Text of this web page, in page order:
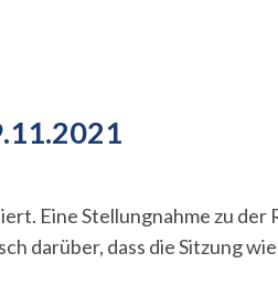
Eine Stellungnahme zu der
darüber, dass die Sitzung